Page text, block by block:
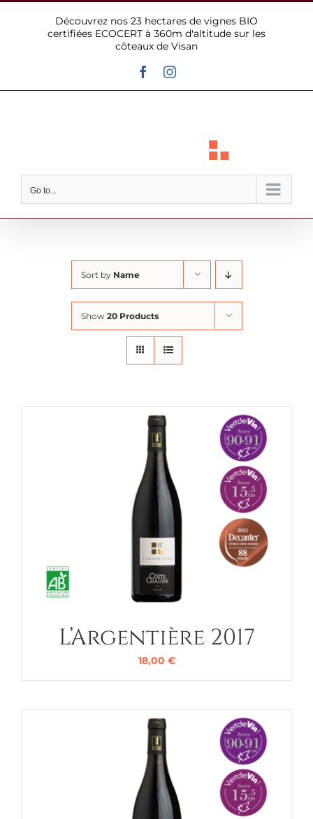
Découvrez nos 23 hectares de vignes BIO
certifiées ECOCERT à 360m d'altitude sur les
côteaux de Visan
FacebookInstagram
Go to...
Sort by Name
Show 20 Products
L’Argentière 2017
18,00 €